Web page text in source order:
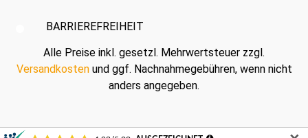
BARRIEREFREIHEIT
Alle Preise inkl. gesetzl. Mehrwertsteuer zzgl.
Versandkostenund ggf. Nachnahmegebühren, wenn nicht
anders angegeben.